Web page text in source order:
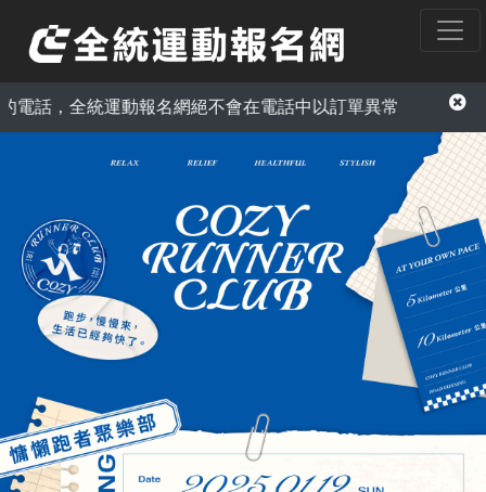
絕不會在電話中以訂單異常為由，要求您提供信用卡資訊或